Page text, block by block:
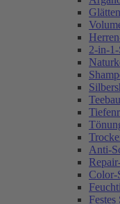
2-in-
Anti-
Color-
Festes